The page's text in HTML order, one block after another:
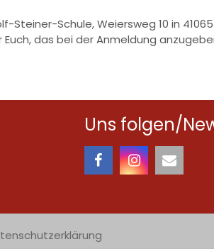
Steiner-Schule, Weiersweg 10 in
das bei der Anmeldung
Uns folgen/